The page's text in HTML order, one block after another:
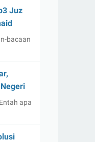
Juz
bacaan
apa